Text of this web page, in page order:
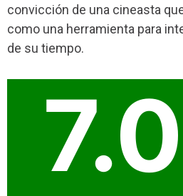
convicción de una cineasta
como una herramienta para
de su tiempo.
7.0